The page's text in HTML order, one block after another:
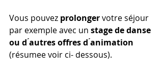
Vous pouvez prolonger votre séjour
par exemple avec un stage de danse
ou d ́autres offres d ́animation
(résumee voir ci- dessous).